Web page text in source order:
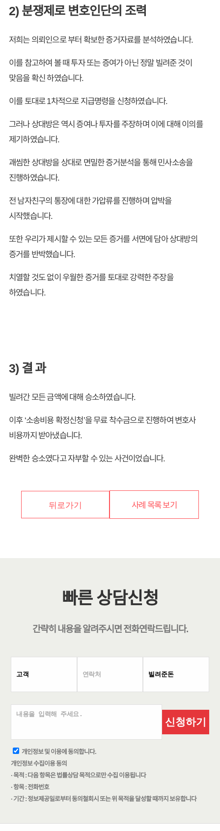
2) 분쟁제로 변호인단의 조력
저희는 의뢰인으로 부터 확보한 증거자료를 분석하였습니다.
이를 참고하여 볼 때 투자 또는 증여가 아닌 정말 빌려준 것이
맞음을 확신 하였습니다.
이를 토대로 1차적으로 지급명령을 신청하였습니다.
그러나 상대방은 역시 증여나 투자를 주장하며 이에 대해 이의를
제기하였습니다.
괘씸한 상대방을 상대로 면밀한 증거분석을 통해 민사소송을
진행하였습니다.
전 남자친구의 통장에 대한 가압류를 진행하며 압박을
시작했습니다.
또한 우리가 제시할 수 있는 모든 증거를 서면에 담아 상대방의
증거를 반박했습니다.
치열할 것도 없이 우월한 증거를 토대로 강력한 주장을
하였습니다.
3) 결 과
빌려간 모든 금액에 대해 승소하였습니다.
이후 ‘소송비용 확정신청’을 무료 착수금으로 진행하여 변호사
비용까지 받아냈습니다.
완벽한 승소였다고 자부할 수 있는 사건이었습니다.
뒤로가기 사례 목록 보기
빠른 상담신청
간략히 내용을 알려주시면전화연락드립니다.
신청하기
개인정보 및 이용에 동의합니다.
개인정보 수집이용 동의
· 목적 : 다음 항목은 법률상담 목적으로만 수집 이용됩니다
· 항목 : 전화번호
· 기간 : 정보제공일로부터 동의철회시 또는 위 목적을 달성할 때까지 보유합니다